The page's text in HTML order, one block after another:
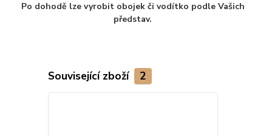
Po dohodě lze vyrobit obojek či vodítko podle Vašich
představ.
Související zboží 2